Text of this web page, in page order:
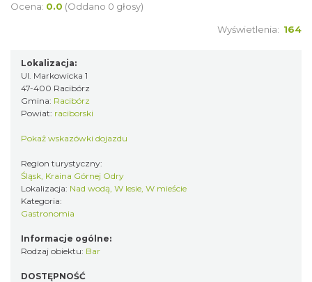
Ocena: 0.0 (Oddano 0 głosy)
Wyświetlenia: 164
Lokalizacja:
Ul. Markowicka 1
47-400 Racibórz
Gmina: Racibórz
Powiat: raciborski
Pokaż wskazówki dojazdu
Region turystyczny:
Śląsk, Kraina Górnej Odry
Lokalizacja: Nad wodą, W lesie, W mieście
Kategoria:
Gastronomia
Informacje ogólne:
Rodzaj obiektu: Bar
DOSTĘPNOŚĆ